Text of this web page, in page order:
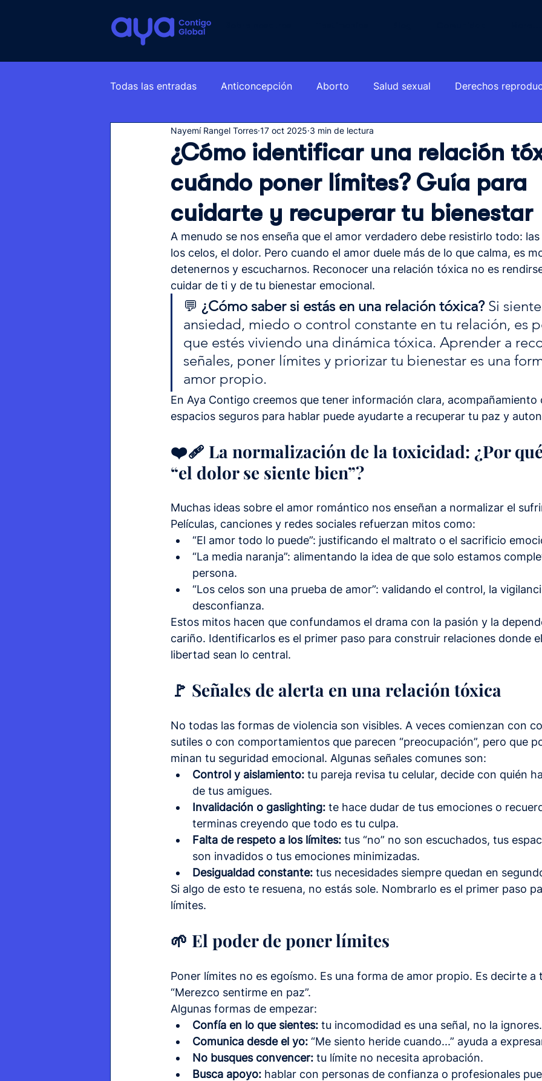
Todas las entradas Anticoncepción Aborto Salud sexual Derechos
Relaciones
¿Cómo identificar una relación
cuándo poner límites? Guía para
cuidarte y recuperar tu bienestar
Nayemí Rangel Torres 17 oct 2025 3 min de lectura
A menudo se nos enseña que el amor verdadero debe resistirlo todo:
los celos, el dolor. Pero cuando el amor duele más de lo que calma, es
detenernos y escucharnos. Reconocer una relación tóxica no es
cuidar de ti y de tu bienestar emocional.
💬 ¿Cómo saber si estás en una relación tóxica? Si
ansiedad, miedo o control constante en tu relación, es
que estés viviendo una dinámica tóxica. Aprender a
señales, poner límites y priorizar tu bienestar es una
amor propio.
En Aya Contigo creemos que tener información clara,
espacios seguros para hablar puede ayudarte a recuperar tu paz y
❤️‍🩹 La normalización de la toxicidad: ¿Por
“el dolor se siente bien”?
Muchas ideas sobre el amor romántico nos enseñan a normalizar el
Películas, canciones y redes sociales refuerzan mitos como:
“El amor todo lo puede”: justificando el maltrato o el sacrificio
“La media naranja”: alimentando la idea de que solo estamos
persona.
“Los celos son una prueba de amor”: validando el control, la
desconfianza.
Estos mitos hacen que confundamos el drama con la pasión y la
cariño. Identificarlos es el primer paso para construir relaciones donde
libertad sean lo central.
🚩 Señales de alerta en una relación tóxica
No todas las formas de violencia son visibles. A veces comienzan con
sutiles o con comportamientos que parecen “preocupación”, pero que
minan tu seguridad emocional. Algunas señales comunes son:
Control y aislamiento: tu pareja revisa tu celular, decide con quién
de tus amigues.
Invalidación o gaslighting: te hace dudar de tus emociones o
terminas creyendo que todo es tu culpa.
Falta de respeto a los límites: tus “no” no son escuchados, tus
son invadidos o tus emociones minimizadas.
Desigualdad constante: tus necesidades siempre quedan en
Si algo de esto te resuena, no estás sole. Nombrarlo es el primer paso
límites.
🌱 El poder de poner límites
Poner límites no es egoísmo. Es una forma de amor propio. Es decirte a
“Merezco sentirme en paz”.
Algunas formas de empezar:
Confía en lo que sientes: tu incomodidad es una señal, no la ignores.
Comunica desde el yo: “Me siento heride cuando...” ayuda a
No busques convencer: tu límite no necesita aprobación.
Busca apoyo: hablar con personas de confianza o profesionales